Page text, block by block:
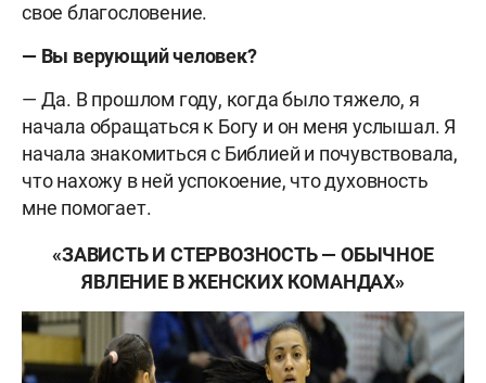
свое благословение.
— Вы верующий человек?
— Да. В прошлом году, когда было тяжело, я
начала обращаться к Богу и он меня услышал. Я
начала знакомиться с Библией и почувствовала,
что нахожу в ней успокоение, что духовность
мне помогает.
«ЗАВИСТЬ И СТЕРВОЗНОСТЬ — ОБЫЧНОЕ
ЯВЛЕНИЕ В ЖЕНСКИХ КОМАНДАХ»